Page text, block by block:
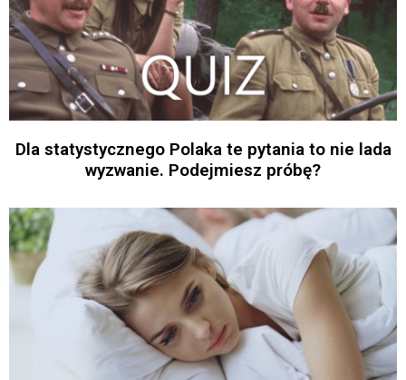
Dla statystycznego Polaka te pytania to nie lada
wyzwanie. Podejmiesz próbę?